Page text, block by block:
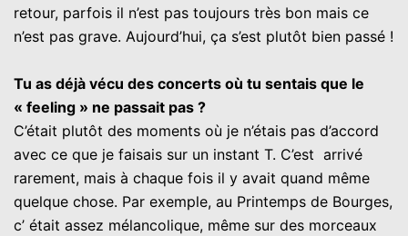
retour, parfois il n’est pas toujours très bon mais ce
n’est pas grave. Aujourd’hui, ça s’est plutôt bien passé !
Tu as déjà vécu des concerts où tu sentais que le
« feeling » ne passait pas ?
C’était plutôt des moments où je n’étais pas d’accord
avec ce que je faisais sur un instant T. C’est arrivé
rarement, mais à chaque fois il y avait quand même
quelque chose. Par exemple, au Printemps de Bourges,
c’ était assez mélancolique, même sur des morceaux